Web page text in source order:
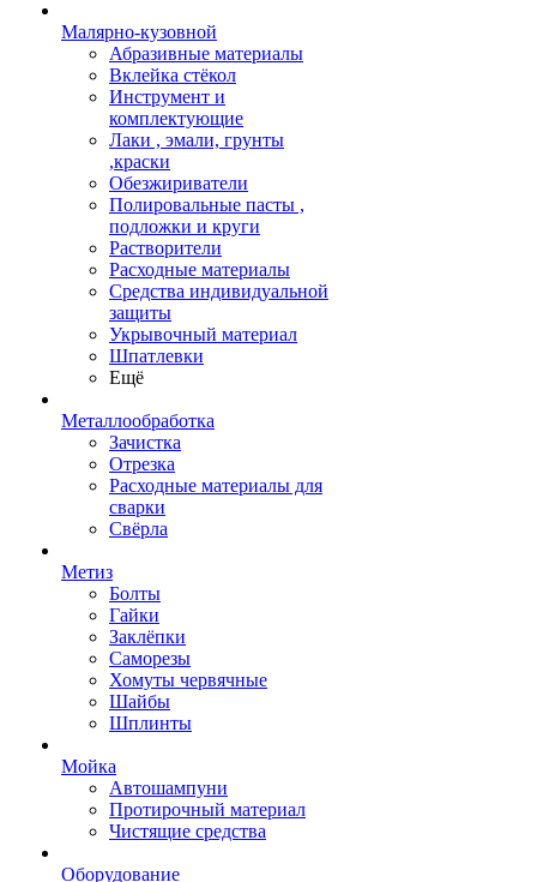
Малярно-кузовной
Абразивные материалы
Вклейка стёкол
Инструмент и
комплектующие
Лаки , эмали, грунты
,краски
Обезжириватели
Полировальные пасты ,
подложки и круги
Растворители
Расходные материалы
Средства индивидуальной
защиты
Укрывочный материал
Шпатлевки
Ещё
Металлообработка
Зачистка
Отрезка
Расходные материалы для
сварки
Свёрла
Метиз
Болты
Гайки
Заклёпки
Саморезы
Хомуты червячные
Шайбы
Шплинты
Мойка
Автошампуни
Протирочный материал
Чистящие средства
Оборудование